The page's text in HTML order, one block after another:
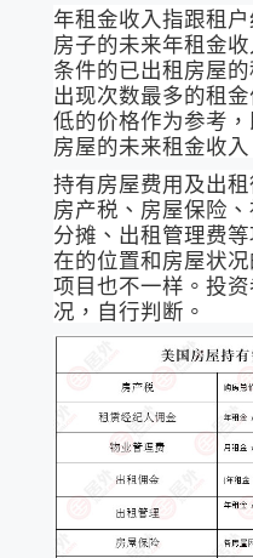
年租金收入指跟租
房子的未来年租金
条件的已出租房屋
出现次数最多的租
低的价格作为参考
房屋的未来租金收入
持有房屋费用及出
房产税、房屋保险
分摊、出租管理费
在的位置和房屋状
项目也不一样。投
况，自行判断。